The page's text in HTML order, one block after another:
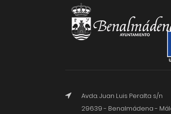
Avda. Juan Luis Peralta s/n
29639 - Benalmádena -